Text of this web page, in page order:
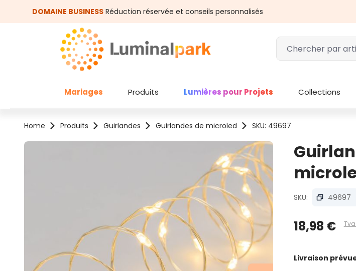
au contenu principal
Passer à la recherche
DOMAINE BUSINESS Réduction réservée et conseils personnalisés
Mariages Produits Lumières pour Projets Collections
Home Produits Guirlandes Guirlandes de microled SKU: 49697
Ignorer la galerie d'images
SKU: 49697
18,98 €
Livraison